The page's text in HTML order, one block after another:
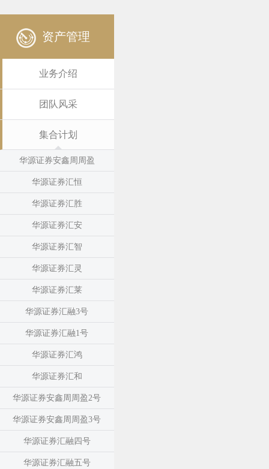
资产管理
业务介绍
团队风采
集合计划
华源证券安鑫周周盈
华源证券汇恒
华源证券汇胜
华源证券汇安
华源证券汇智
华源证券汇灵
华源证券汇莱
华源证券汇融3号
华源证券汇融1号
华源证券汇鸿
华源证券汇和
华源证券安鑫周周盈2号
华源证券安鑫周周盈3号
华源证券汇融四号
华源证券汇融五号